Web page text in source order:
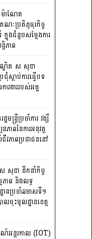
ាណែត
ៈប្រតិភូធុរកិច្ច
ក្នុងជំនួបសម្តែងការ
ភាព
ណ្ឌិត ស សុខា
ស្តាប់ការធ្វើបទ
ារងាររបស់អគ្គ
ន្រ្តីប្រចាំការ វង្សី
ាពនៃការអនុវត្ត
វភាពប្រជាជននៅ
សុខា ដឹកនាំកិច្ច
ាព និងលទ្ធ
ានប្រចាំឆមាសទី១
លចុះមូលដ្ឋានខេត្ត
ណ៍អន្តរកាល (IOT)